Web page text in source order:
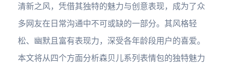
清新之风，凭借其独特的魅力与创意表现，成为了众
多网友在日常沟通中不可或缺的一部分。其风格轻
松、幽默且富有表现力，深受各年龄段用户的喜爱。
本文将从四个方面分析森贝儿系列表情包的独特魅力